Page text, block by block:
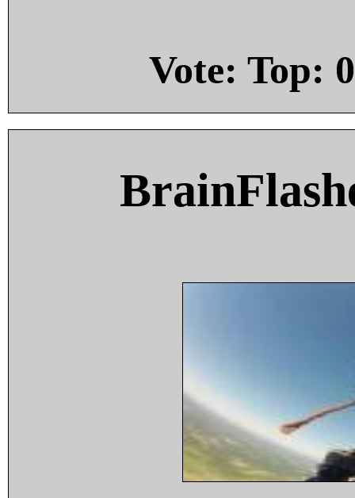
Vote: Top: 0